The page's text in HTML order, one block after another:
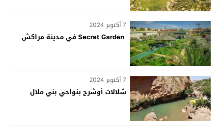
7 أكتوبر 2024
Secret Garden في مدينة مراكش
7 أكتوبر 2024
شلالات أوشرح بنواحي بني ملال